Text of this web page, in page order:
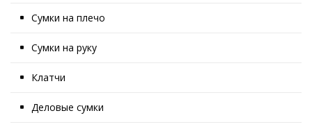
Сумки на плечо
Сумки на руку
Клатчи
Деловые сумки